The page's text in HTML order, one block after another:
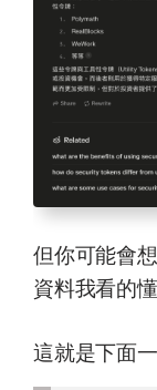
但你可能會
資料我看的
這就是下面